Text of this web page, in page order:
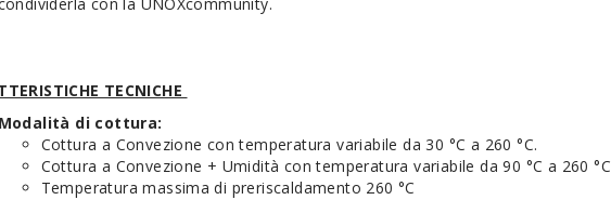
con la UNOXcommunity.
TECNICHE
di cottura:
Cottura a Convezione con temperatura variabile da 30 °C a 260 °C.
Cottura a Convezione + Umidità con temperatura variabile da 90 °C a 260 °C
Temperatura massima di preriscaldamento 260 °C